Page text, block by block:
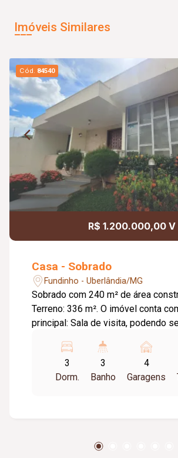
Imóveis Similares
Cód. 84540
R$ 1.200.000,00 V
Casa - Sobrado
Fundinho - Uberlândia/MG
Sobrado com 240 m² de área
Terreno: 336 m². O imóvel conta com: Pavimento
principal: Sala de visita, podendo
para o jardim; Sala de TV com
ar-condicionado; Sala de jantar
sacada; Cozinha planejada com
3
Dorm.
3
Banho
4
Garagens